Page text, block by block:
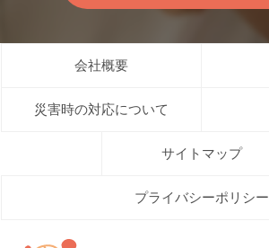
会社概要
災害時の対応について
サイトマップ
プライバシーポリシー